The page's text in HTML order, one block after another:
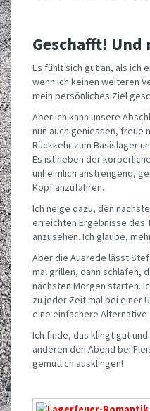
Geschafft! Und
Es fühlt sich gut an, als ich
wenn ich keinen weiteren
mein persönliches Ziel
Aber ich kann unsere
nun auch geniessen, freue
Rückkehr zum Basislager
Es ist neben der
unheimlich anstrengend,
Kopf anzufahren.
Ich neige dazu, den
erreichten Ergebnisse des
anzusehen. Ich glaube,
Aber die Ausrede lässt
mal grillen, dann schlafen,
nächsten Morgen starten.
zu jeder Zeit mal bei einer
eine einfachere Alternative
Ich finde, das klingt gut
anderen den Abend bei
gemütlich ausklingen!